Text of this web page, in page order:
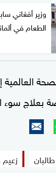
وزير أفغاني
الطعام في
إن
بعلاج سوء
زعيم